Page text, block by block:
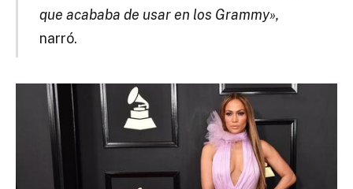
que acababa de usar en los Grammy»,
narró.